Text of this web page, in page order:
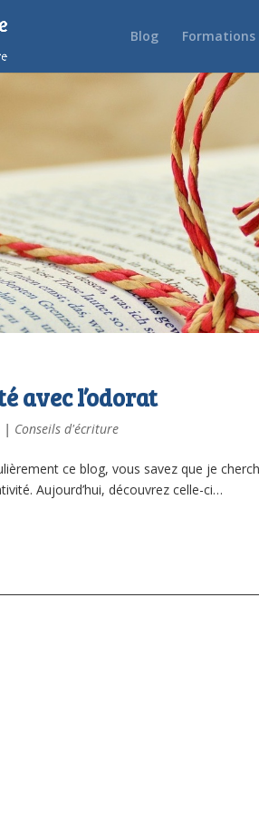
Blog Formations
avec l’odorat
| Conseils d'écriture
ce blog, vous savez que je
Aujourd’hui, découvrez celle-ci…